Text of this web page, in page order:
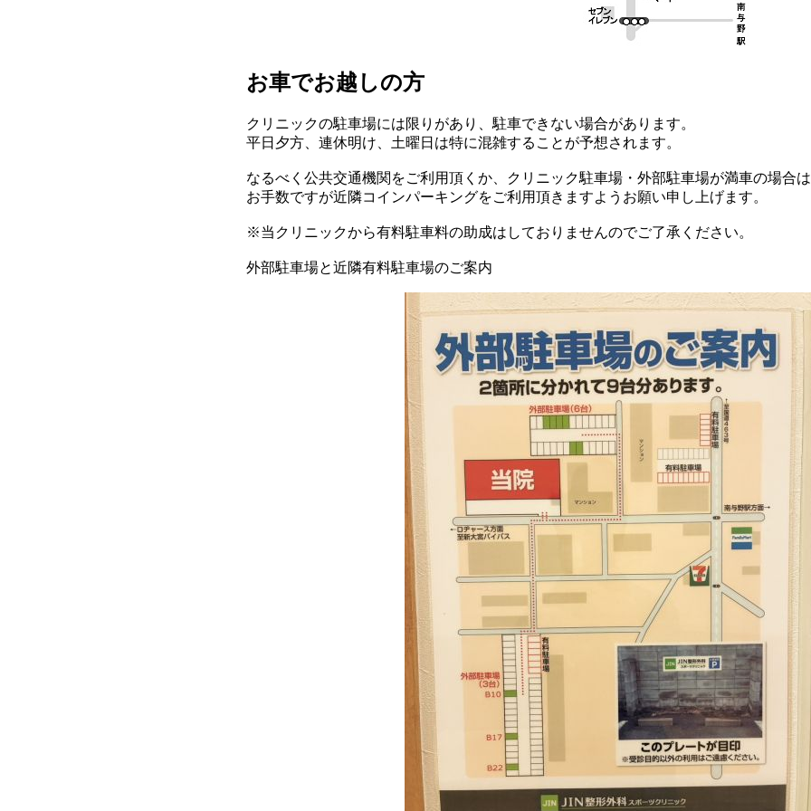
お車でお越しの方
クリニックの駐車場には限りがあり、駐車できない場合があります。
平日夕方、連休明け、土曜日は特に混雑することが予想されます。
なるべく公共交通機関をご利用頂くか、クリニック駐車場・外部駐車場が満車の場合
お手数ですが近隣コインパーキングをご利用頂きますようお願い申し上げます。
※当クリニックから有料駐車料の助成はしておりませんのでご了承ください。
外部駐車場と近隣有料駐車場のご案内